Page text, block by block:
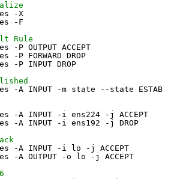
-X
-F
Rule
-P OUTPUT ACCEPT
-P FORWARD DROP
-P INPUT DROP
-A INPUT -m state --state
-A INPUT -i ens224 -j ACCEPT
-A INPUT -i ens192 -j DROP
-A INPUT -i lo -j ACCEPT
-A OUTPUT -o lo -j ACCEPT